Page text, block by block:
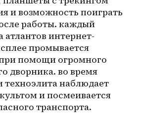
и возможность поиграть
работы. каждый
атлантов интернет-
промывается
помощи огромного
дворника. во время
наблюдает
и посмеивается
транспорта.